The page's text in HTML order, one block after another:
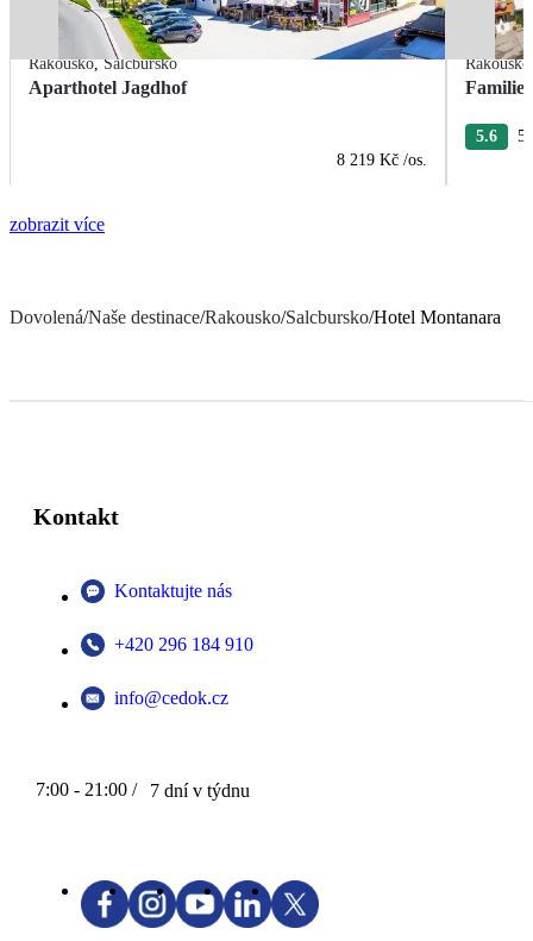
Rakousko,Salcbursko
Aparthotel Jagdhof
8 219 Kč /os.
Rakousko
5.6 5
zobrazit více
Dovolená/Naše destinace/Rakousko/Salcbursko/Hotel Montanara
Kontakt
Kontaktujte nás
+420 296 184 910
info@cedok.cz
7:00 - 21:00 / 7 dní v týdnu